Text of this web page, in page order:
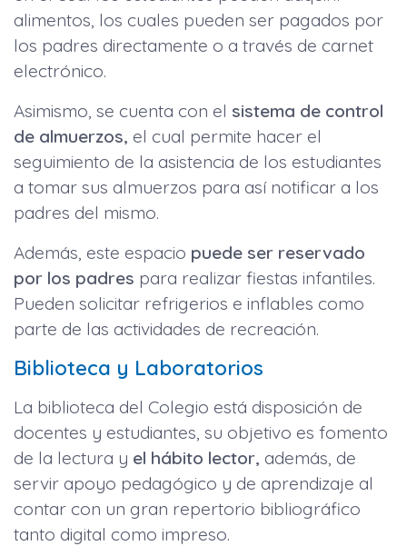
alimentos, los cuales pueden ser pagados por
los padres directamente o a través de carnet
electrónico.
Asimismo, se cuenta con el sistema de control
de almuerzos, el cual permite hacer el
seguimiento de la asistencia de los estudiantes
a tomar sus almuerzos para así notificar a los
padres del mismo.
Además, este espacio puede ser reservado
por los padres para realizar fiestas infantiles.
Pueden solicitar refrigerios e inflables como
parte de las actividades de recreación.
Biblioteca y Laboratorios
La biblioteca del Colegio está disposición de
docentes y estudiantes, su objetivo es fomento
de la lectura y el hábito lector, además, de
servir apoyo pedagógico y de aprendizaje al
contar con un gran repertorio bibliográfico
tanto digital como impreso.